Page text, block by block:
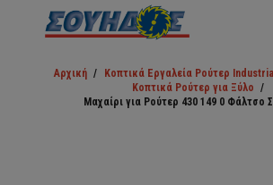
Αρχική / Κοπτικά Εργαλεία Ρούτερ
Κοπτικά Ρούτερ για Ξύλο /
Μαχαίρι για Ρούτερ 430 149 0 Φάλτσο